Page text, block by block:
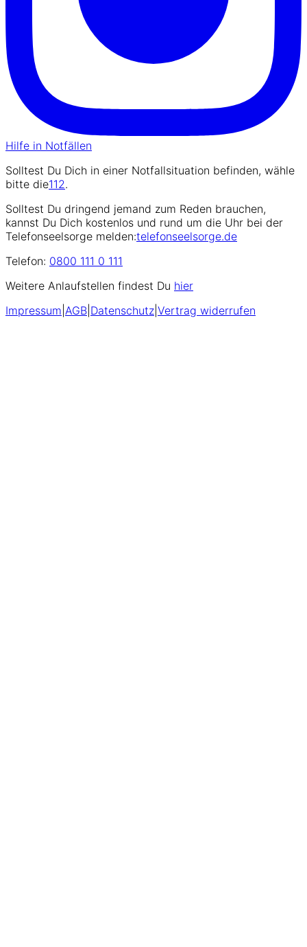
Hilfe in Notfällen
Solltest Du Dich in einer Notfallsituation befinden, wähle
bitte die112.
Solltest Du dringend jemand zum Reden brauchen,
kannst Du Dich kostenlos und rund um die Uhr bei der
Telefonseelsorge melden:telefonseelsorge.de
Telefon: 0800 111 0 111
Weitere Anlaufstellen findest Du hier
Impressum AGB Datenschutz Vertrag widerrufen